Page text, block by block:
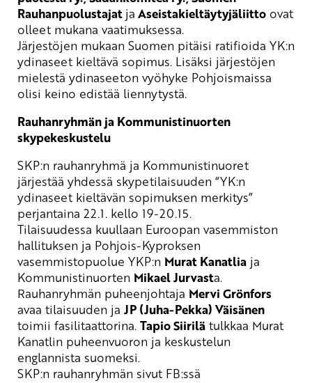
Rauhanpuolustajat ja Aseistakieltäytyjäliitto ovat
olleet mukana vaatimuksessa.
Järjestöjen mukaan Suomen pitäisi ratifioida YK:n
ydinaseet kieltävä sopimus. Lisäksi järjestöjen
mielestä ydinaseeton vyöhyke Pohjoismaissa
olisi keino edistää liennytystä.
Rauhanryhmän ja Kommunistinuorten
skypekeskustelu
SKP:n rauhanryhmä ja Kommunistinuoret
järjestää yhdessä skypetilaisuuden “YK:n
ydinaseet kieltävän sopimuksen merkitys”
perjantaina 22.1. kello 19-20.15.
Tilaisuudessa kuullaan Euroopan vasemmiston
hallituksen ja Pohjois-Kyproksen
vasemmistopuolue YKP:n Murat Kanatlia ja
Kommunistinuorten Mikael Jurvasta.
Rauhanryhmän puheenjohtaja Mervi Grönfors
avaa tilaisuuden ja JP (Juha-Pekka) Väisänen
toimii fasilitaattorina. Tapio Siirilä tulkkaa Murat
Kanatlin puheenvuoron ja keskustelun
englannista suomeksi.
SKP:n rauhanryhmän sivut FB:ssä